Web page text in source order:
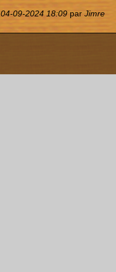
04-09-2024 18:09 par Jimre